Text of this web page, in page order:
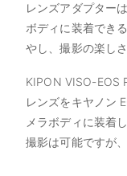
レンズアダプター
ボディに装着でき
やし、撮影の楽し
KIPON VISO-EOS
レンズをキヤノン
メラボディに装着
撮影は可能ですが